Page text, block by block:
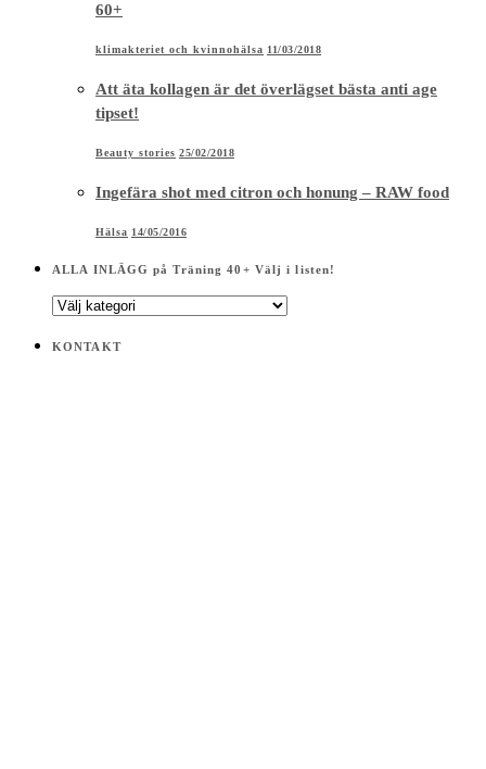
60+
klimakteriet och kvinnohälsa 11/03/2018
Att äta kollagen är det överlägset bästa anti age
tipset!
Beauty stories 25/02/2018
Ingefära shot med citron och honung – RAW food
Hälsa 14/05/2016
ALLA INLÄGG på Träning 40+ Välj i listen!
ALLA
på
KONTAKT